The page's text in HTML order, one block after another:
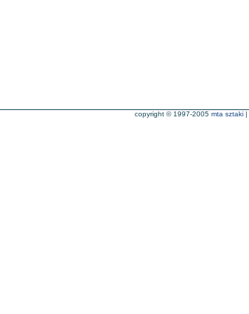
copyright © 1997-2005 mta sztaki |